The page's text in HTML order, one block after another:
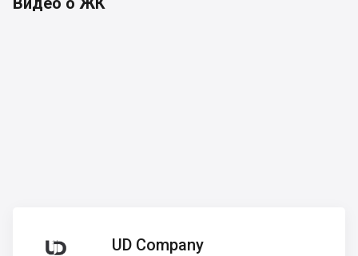
Company
UD Company